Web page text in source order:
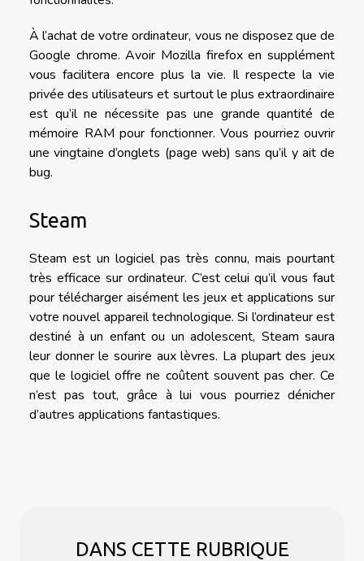
À l’achat de votre ordinateur, vous ne disposez que de
Google chrome. Avoir Mozilla firefox en supplément
vous facilitera encore plus la vie. Il respecte la vie
privée des utilisateurs et surtout le plus extraordinaire
est qu’il ne nécessite pas une grande quantité de
mémoire RAM pour fonctionner. Vous pourriez ouvrir
une vingtaine d’onglets (page web) sans qu’il y ait de
bug.
Steam
Steam est un logiciel pas très connu, mais pourtant
très efficace sur ordinateur. C’est celui qu’il vous faut
pour télécharger aisément les jeux et applications sur
votre nouvel appareil technologique. Si l’ordinateur est
destiné à un enfant ou un adolescent, Steam saura
leur donner le sourire aux lèvres. La plupart des jeux
que le logiciel offre ne coûtent souvent pas cher. Ce
n’est pas tout, grâce à lui vous pourriez dénicher
d’autres applications fantastiques.
DANS CETTE RUBRIQUE